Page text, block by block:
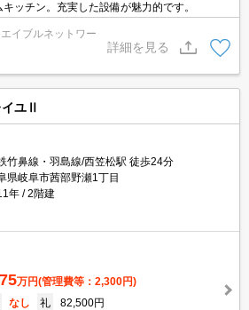
ッチン。充実した設備が魅力的です。
イブルネットワー
詳細を見る
ユⅡ
竹鼻線・羽島線/西笠松駅 徒歩24分
県岐阜市茜部野瀬1丁目
年
2階建
万円(管理費等：2,300円)
なし 礼
82,500円